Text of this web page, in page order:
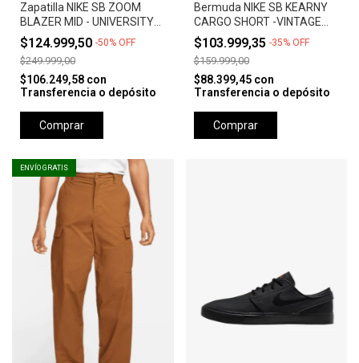
Zapatilla NIKE SB ZOOM
BLAZER MID - UNIVERSITY
RED *Orange Label*
$124.999,50 -50% OFF
$249.999,00
$106.249,58 con
Transferencia o depósito
Comprar
Bermuda NIKE SB KEARNY
CARGO SHORT -VINTAGE
GREEN
$103.999,35 -35% OFF
$159.999,00
$88.399,45 con
Transferencia o depósito
Comprar
ENVÍO GRATIS